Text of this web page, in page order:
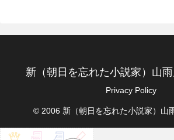
新（朝日を忘れた小説家）山
Privacy Policy
© 2006 新（朝日を忘れた小説家）山